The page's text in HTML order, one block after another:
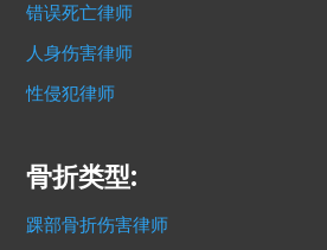
错误死亡律师
人身伤害律师
性侵犯律师
骨折类型:
踝部骨折伤害律师